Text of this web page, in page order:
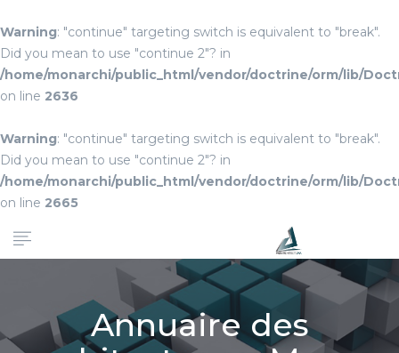
Warning: "continue" targeting switch is equivalent to "break".
Did you mean to use "continue 2"? in
/home/monarchi/public_html/vendor/doctrine/orm/lib/
on line 2636
Warning: "continue" targeting switch is equivalent to "break".
Did you mean to use "continue 2"? in
/home/monarchi/public_html/vendor/doctrine/orm/lib/
on line 2665
Annuaire des